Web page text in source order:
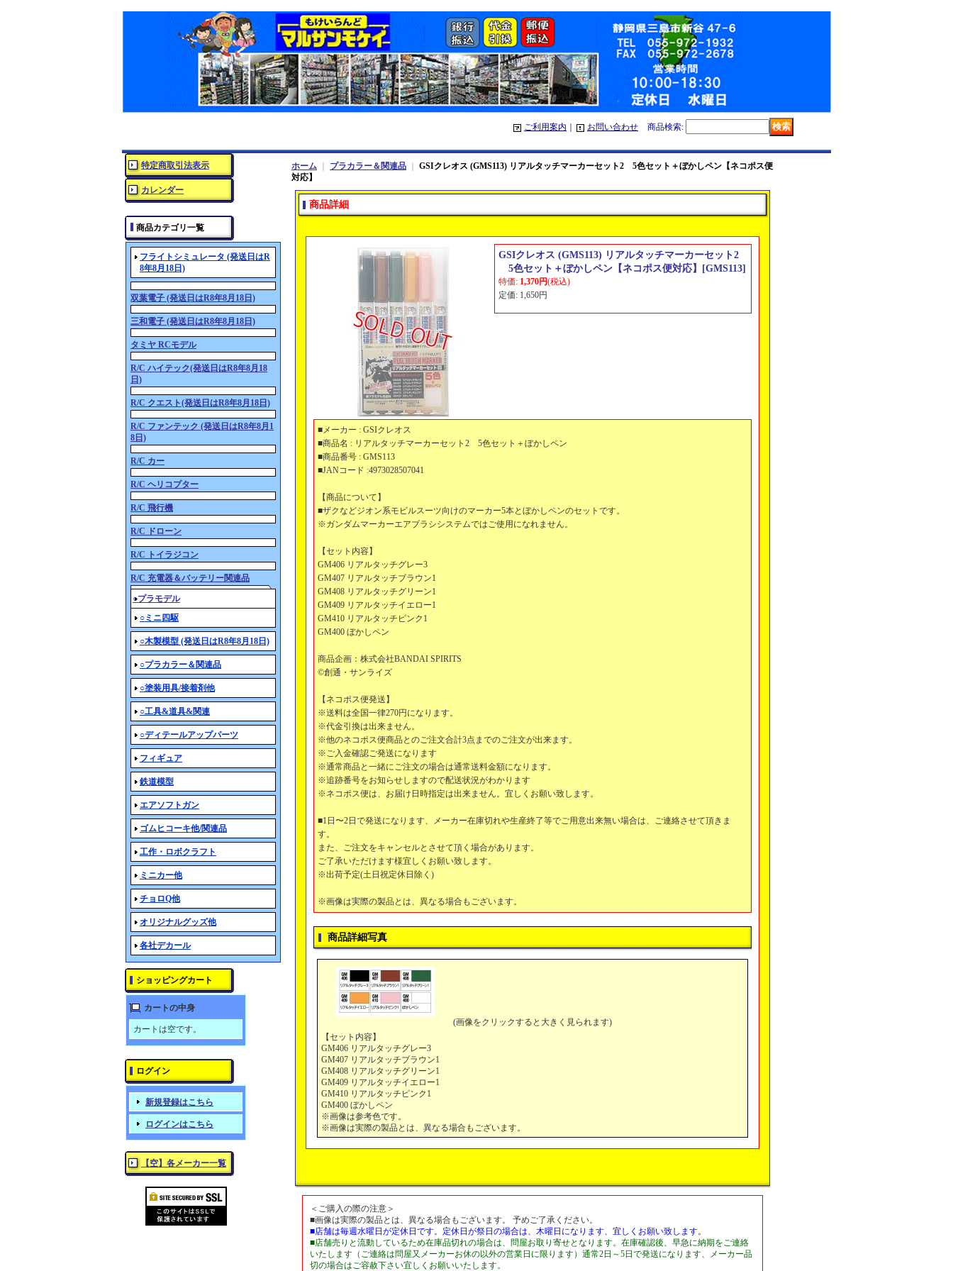
ご利用案内 お問い合わせ 商品検索:
特定商取引法表示
カレンダー
商品カテゴリ一覧
フライトシミュレータ (発送日はR
8年8月18日)
双葉電子 (発送日はR8年8月18日)
三和電子 (発送日はR8年8月18日)
タミヤ RCモデル
R/C ハイテック(発送日はR8年8月18
日)
R/C クエスト(発送日はR8年8月18日)
R/C ファンテック (発送日はR8年8月1
8日)
R/C カー
R/C ヘリコプター
R/C 飛行機
R/C ドローン
R/C トイラジコン
R/C 充電器＆バッテリー関連品
○プラモデル
○ミニ四駆
○木製模型 (発送日はR8年8月18日)
○プラカラー＆関連品
○塗装用具/接着剤他
○工具&道具&関連
○ディテールアップパーツ
フィギュア
鉄道模型
エアソフトガン
ゴムヒコーキ他/関連品
工作・ロボクラフト
ミニカー他
チョロQ他
オリジナルグッズ他
各社デカール
ショッピングカート
カートの中身
カートは空です。
ログイン
新規登録はこちら
ログインはこちら
【空】各メーカー一覧
ホーム プラカラー＆関連品
GSIクレオス (GMS113) リアルタッチマーカーセット2 5色セット＋ぼかしペン【ネコポス便
対応】
商品詳細
GSIクレオス (GMS113) リアルタッチマーカーセット2
5色セット＋ぼかしペン【ネコポス便対応】
[GMS113]
特価: 1,370円(税込)
定価: 1,650円
■メーカー : GSIクレオス
■商品名 : リアルタッチマーカーセット2 5色セット＋ぼかしペン
■商品番号 : GMS113
■JANコード :4973028507041
【商品について】
■ザクなどジオン系モビルスーツ向けのマーカー5本とぼかしペンのセットです。
​​​​​​​※ガンダムマーカーエアブラシシステムではご使用になれません。
【セット内容】
GM406 リアルタッチグレー3
GM407 リアルタッチブラウン1
GM408 リアルタッチグリーン1
GM409 リアルタッチイエロー1
GM410 リアルタッチピンク1
GM400 ぼかしペン
商品企画：株式会社BANDAI SPIRITS
©創通・サンライズ
【ネコポス便発送】
※送料は全国一律270円になります。
※代金引換は出来ません。
※他のネコポス便商品とのご注文合計3点までのご注文が出来ます。
※ご入金確認ご発送になります
※通常商品と一緒にご注文の場合は通常送料金額になります。
※追跡番号をお知らせしますので配送状況がわかります
※ネコポス便は、お届け日時指定は出来ません。宜しくお願い致します。
■1日〜2日で発送になります、メーカー在庫切れや生産終了等でご用意出来無い場合は、ご連絡させて頂きま
す。
また、ご注文をキャンセルとさせて頂く場合があります。
ご了承いただけます様宜しくお願い致します。
※出荷予定(土日祝定休日除く)
※画像は実際の製品とは、異なる場合もございます。
商品詳細写真
(画像をクリックすると大きく見られます)
【セット内容】
GM406 リアルタッチグレー3
GM407 リアルタッチブラウン1
GM408 リアルタッチグリーン1
GM409 リアルタッチイエロー1
GM410 リアルタッチピンク1
GM400 ぼかしペン
※画像は参考色です。
※画像は実際の製品とは、異なる場合もございます。
＜ご購入の際の注意＞
■画像は実際の製品とは、異なる場合もございます。 予めご了承ください。
■店舗は毎週水曜日が定休日です。定休日が祭日の場合は、木曜日になります、宜しくお願い致します。
■店舗売りと流動しているため在庫品切れの場合は、問屋お取り寄せとなります。在庫確認後、早急に納期をご連絡
いたします（ご連絡は問屋又メーカーお休の以外の営業日に限ります）通常2日～5日で発送になります、メーカー品
切の場合はご容赦下さい宜しくお願いいたします。